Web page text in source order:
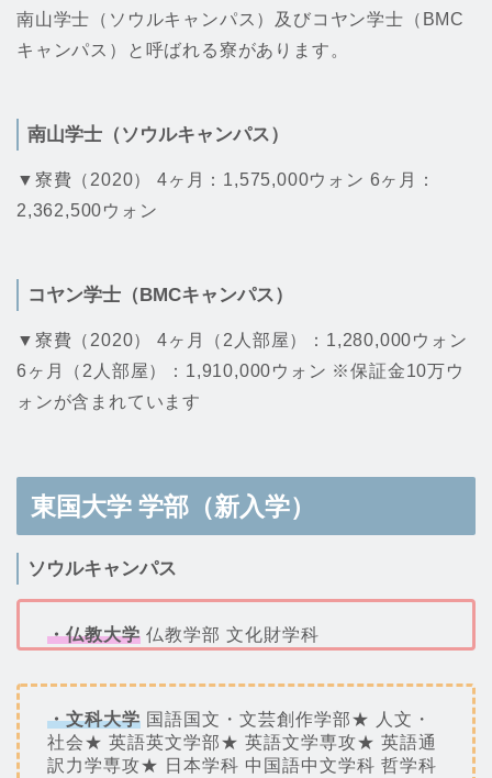
南山学士（ソウルキャンパス）及びコヤン学士（BMC
キャンパス）と呼ばれる寮があります。
南山学士（ソウルキャンパス）
▼寮費（2020） 4ヶ月：1,575,000ウォン 6ヶ月：
2,362,500ウォン
コヤン学士（BMCキャンパス）
▼寮費（2020） 4ヶ月（2人部屋）：1,280,000ウォン
6ヶ月（2人部屋）：1,910,000ウォン ※保証金10万ウ
ォンが含まれています
東国大学 学部（新入学）
ソウルキャンパス
・仏教大学 仏教学部 文化財学科
・文科大学 国語国文・文芸創作学部★ 人文・
社会★ 英語英文学部★ 英語文学専攻★ 英語通
訳力学専攻★ 日本学科 中国語中文学科 哲学科